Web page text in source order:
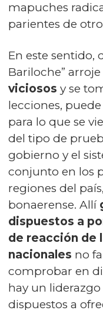
mapuches
parientes de
En este sentido,
Bariloche” arroje
viciosos y se
lecciones,
para lo que se
del tipo de
gobierno y el
conjunto en los
regiones del
bonaerense. Allí
dispuestos a
de reacción de
nacionales no
comprobar en
hay un
dispuestos a